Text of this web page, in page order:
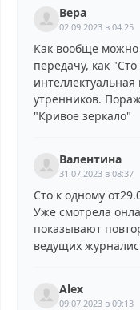
Вера
02.09.2023 в 04:25
Как вообще можно
передачу, как
интеллектуальная
утренников.
"Кривое зеркало"
Валентина
31.07.2023 в 08:37
Сто к одному
Уже смотрела
показывают
ведущих
Alex
09.07.2023 в 09:13